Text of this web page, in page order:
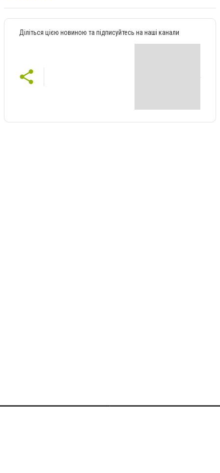
Діліться цією новиною та підписуйтесь на наші канали